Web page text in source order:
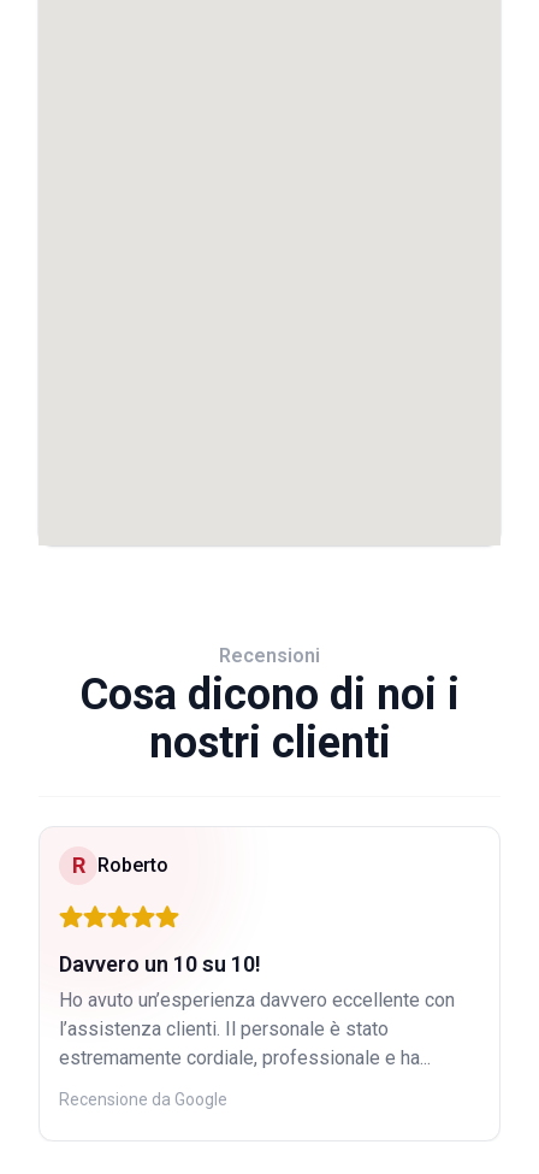
Recensioni
Cosa dicono di noi i
nostri clienti
R Roberto
Davvero un 10 su 10!
Ho avuto un’esperienza davvero eccellente con
l’assistenza clienti. Il personale è stato
estremamente cordiale, professionale e ha...
Recensione da Google